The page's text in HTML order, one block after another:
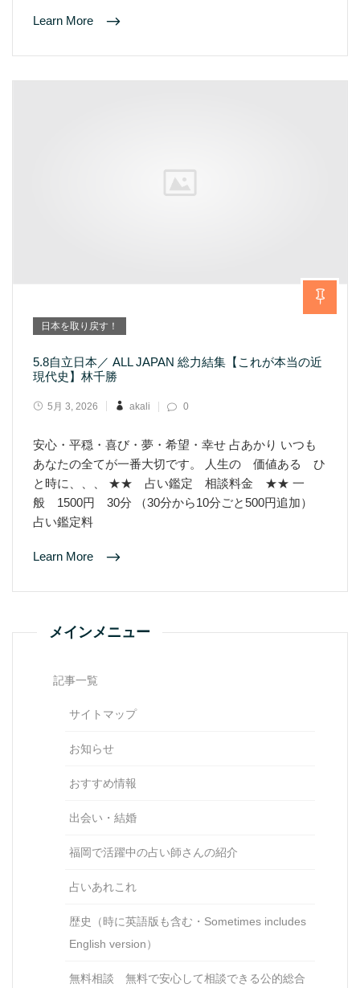
Learn More
日本を取り戻す！
5.8自立日本／ ALL JAPAN 総力結集【これが本当の近
現代史】林千勝
5月 3, 2026 akali 0
安心・平穏・喜び・夢・希望・幸せ 占あかり いつも
あなたの全てが一番大切です。 人生の 価値ある ひ
と時に、、、 ★★ 占い鑑定 相談料金 ★★ 一
般 1500円 30分 （30分から10分ごと500円追加）
占い鑑定料
Learn More
メインメニュー
記事一覧
サイトマップ
お知らせ
おすすめ情報
出会い・結婚
福岡で活躍中の占い師さんの紹介
占いあれこれ
歴史（時に英語版も含む・Sometimes includes
English version）
無料相談 無料で安心して相談できる公的総合